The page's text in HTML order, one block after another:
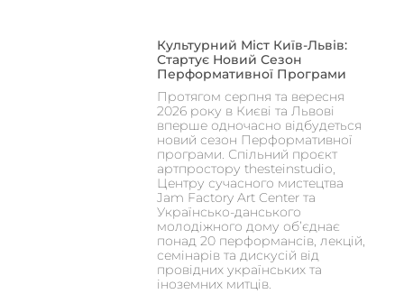
Культурний Міст Київ-Львів:
Стартує Новий Сезон
Перформативної Програми
Протягом серпня та вересня
2026 року в Києві та Львові
вперше одночасно відбудеться
новий сезон Перформативної
програми. Спільний проєкт
артпростору thesteinstudio,
Центру сучасного мистецтва
Jam Factory Art Center та
Українсько-данського
молодіжного дому об’єднає
понад 20 перформансів, лекцій,
семінарів та дискусій від
провідних українських та
іноземних митців.